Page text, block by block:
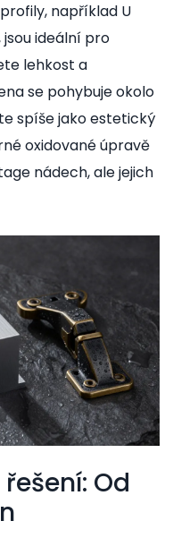
například U
ideální pro
lehkost a
se pohybuje okolo
spíše jako estetický
oxidované úpravě
nádech, ale jejich
Od